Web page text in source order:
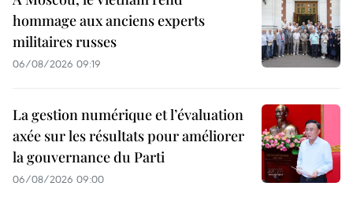
hommage aux anciens experts
militaires russes
06/08/2026 09:19
La gestion numérique et l’évaluation
axée sur les résultats pour améliorer
la gouvernance du Parti
06/08/2026 09:00